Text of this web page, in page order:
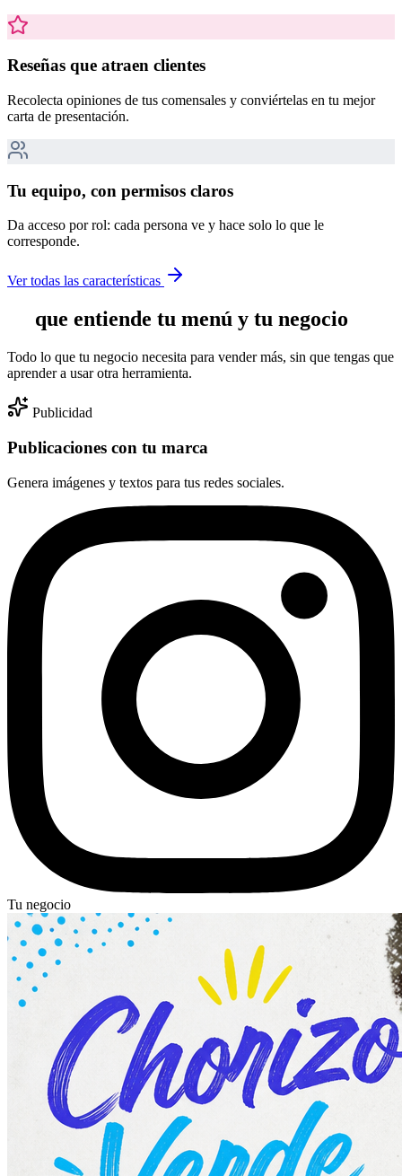
Reseñas que atraen clientes
Recolecta opiniones de tus comensales y conviértelas en tu mejor
carta de presentación.
Tu equipo, con permisos claros
Da acceso por rol: cada persona ve y hace solo lo que le
corresponde.
Ver todas las características
que entiende tu menú y tu negocio
Todo lo que tu negocio necesita para vender más, sin que tengas que
aprender a usar otra herramienta.
Publicidad
Publicaciones con tu marca
Genera imágenes y textos para tus redes sociales.
Tu negocio